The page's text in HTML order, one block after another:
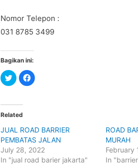
Nomor Telepon :
031 8785 3499
Bagikan ini:
C
l
t
o
s
a
r
e
o
n
T
C
l
a
r
e
o
n
F
Related
JUAL ROAD BARRIER
PEMBATAS JALAN
July 28, 2022
In "jual road barier jakarta"
ROAD
MURAH
February
In